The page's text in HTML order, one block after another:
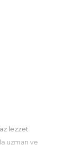
lezzet
uzman ve